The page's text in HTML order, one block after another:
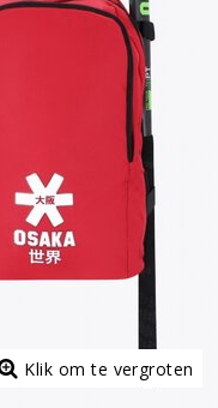
Klik om te vergroten